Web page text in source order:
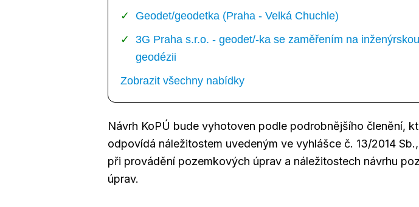
Geodet/geodetka (Praha - Velká Chuchle)
3G Praha s.r.o. - geodet/-ka se zaměřením na inženýrskou
geodézii
Zobrazit všechny nabídky
Návrh KoPÚ bude vyhotoven podle podrobnějšího členění,
odpovídá náležitostem uvedeným ve vyhlášce č. 13/2014
při provádění pozemkových úprav a náležitostech návrhu
úprav.